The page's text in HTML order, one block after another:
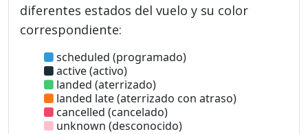
diferentes estados del vuelo y su color
correspondiente:
scheduled (programado)
active (activo)
landed (aterrizado)
landed late (aterrizado con atraso)
cancelled (cancelado)
unknown (desconocido)